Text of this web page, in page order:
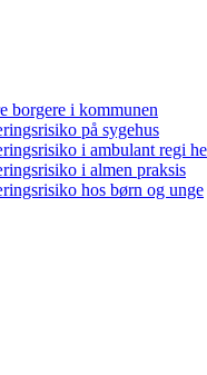
borgere i kommunen
på sygehus
i ambulant regi
i almen praksis
hos børn og unge